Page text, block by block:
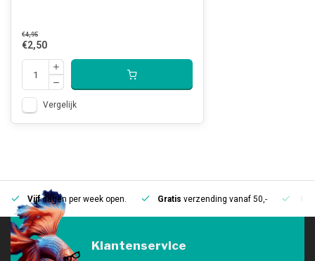
€4,95
€2,50
Vergelijk
Vijfdagen per week open. Gratis verzending vanaf 50,-
Klantenservice